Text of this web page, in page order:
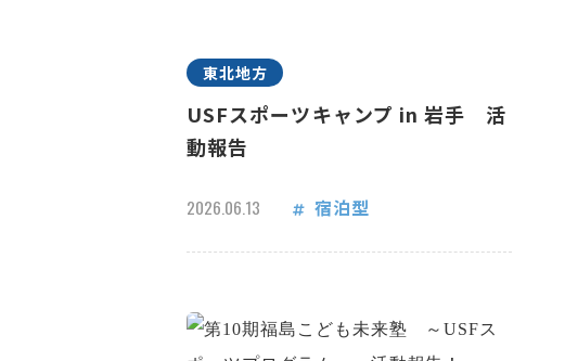
東北地方
USFスポーツキャンプ in 岩手 活
動報告
2026.06.13 宿泊型